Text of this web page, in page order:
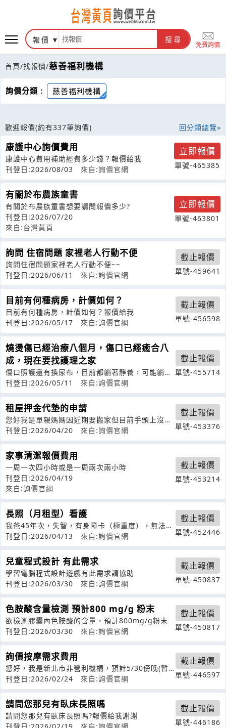
報價 搜尋
免費詢價
首頁/找報價/慈善福利機構
詢價分類 : 慈善福利機構
歡迎報價(約有337筆詢價) 回分類總覽
康護中心詢價費用
康護中心費用補助經費多少錢？報價給我
刊登日:2026/08/03
來自:詢價官網
立即報價
單號-465385
有關於布農族童書
有關於布農族童書想要請問報價多少?
刊登日:2026/07/20
來自:台灣黃頁
立即報價
單號-463801
詢問 住宿問題 家裡老人行動不便
詢問住宿問題家裡老人行動不便~~
刊登日:2026/06/11
來自:詢價官網
截止報價
單號-459641
目前有何種病房，計價如何？
目前有何種病房，計價如何？報價給我
刊登日:2026/05/17
來自:詢價官網
截止報價
單號-456598
燒燙傷已經治療八個月，傷口已經癒合八
成，現在要找護理之家
傷口照護還有換尿布，目前都躺著靜養，可能躺太
久走路比較不行，目前都坐輪椅代替，
刊登日:2026/05/11 來自:詢價官網
截止報價
單號-455714
租屋押金代墊的申請
您好我是單親媽媽因近期要搬家但目前手頭上沒有
多餘的押金有在網路上看到您們有押金代
刊登日:2026/04/20 來自:詢價官網
截止報價
單號-453376
家事清潔報價費用
一周一次四小時或是一周兩次兩小時
刊登日:2026/04/19
來自:詢價官網
截止報價
單號-453214
長照（月租型）看護
我爸45年次，失智，有身障卡（極重度），無法行
走（長期臥床），無鼻胃管、無需尿管
刊登日:2026/04/13 來自:詢價官網
截止報價
單號-452446
兒童程式設計 有此需求
學習電腦程式設計遊戲有此需求請協助
刊登日:2026/03/30
來自:詢價官網
截止報價
單號-450837
色胺酸含量檢測 預計800 mg/g 粉末
欲檢測膠囊內色胺酸的含量，預計800mg/g粉末
刊登日:2026/03/30
來自:詢價官網
截止報價
單號-450817
詢價按摩需求費用
您好，我是新北市非營利機構，預計5/30傍晚(暫
定17點)在高雄市(左營區)的禾
刊登日:2026/02/24 來自:詢價官網
截止報價
單號-446597
請問您那兒有臥床長照嗎
請問您那兒有臥床長照嗎?報價給我謝謝
截止報價
單號-446186